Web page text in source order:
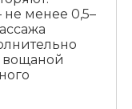
менее 0,5–
вощаной